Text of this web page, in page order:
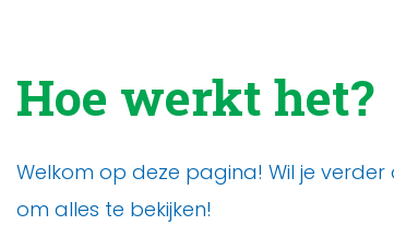
Hoe werkt het?
Welkom op deze pagina! Wil je
om alles te bekijken!